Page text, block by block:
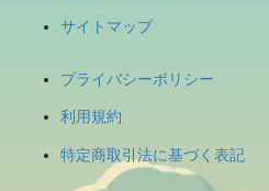
サイトマップ
プライバシーポリシー
利用規約
特定商取引法に基づく表記